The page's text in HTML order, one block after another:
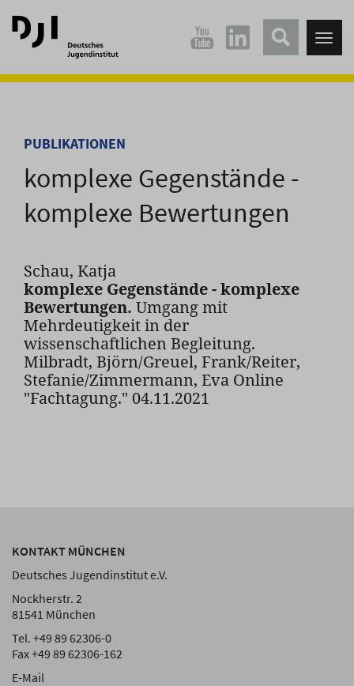
Direkt
zum
Hauptinhalt
Direkt
zum
Hauptmenü
PUBLIKATIONEN
komplexe Gegenstände -
komplexe Bewertungen
Schau, Katja
komplexe Gegenstände - komplexe
Bewertungen. Umgang mit
Mehrdeutigkeit in der
wissenschaftlichen Begleitung.
Milbradt, Björn/Greuel, Frank/Reiter,
Stefanie/Zimmermann, Eva Online
"Fachtagung." 04.11.2021
KONTAKT MÜNCHEN
Deutsches Jugendinstitut e.V.
Nockherstr. 2
81541 München
Tel. +49 89 62306-0
Fax +49 89 62306-162
E-Mail